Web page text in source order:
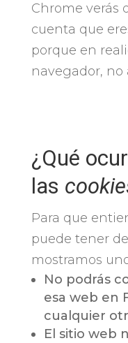
Chrome verás
cuenta que
porque en
navegador, no
¿Qué
las
Para que
puede tener
mostramos
No podrás
esa web en
cualquier
El sitio web